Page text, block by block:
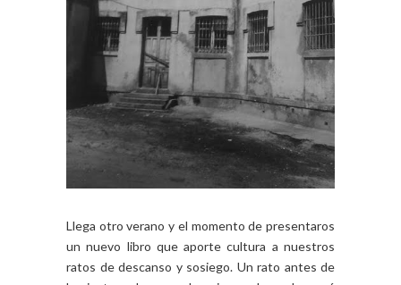
Llega otro verano y el momento de presentaros
un nuevo libro que aporte cultura a nuestros
ratos de descanso y sosiego. Un rato antes de